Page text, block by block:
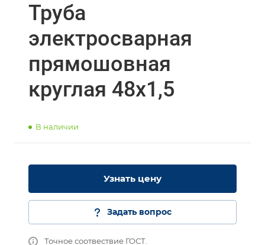
Труба
электросварная
прямошовная
круглая 48х1,5
В наличии
Узнать цену
Задать вопрос
Точное соотвествие ГОСТ.